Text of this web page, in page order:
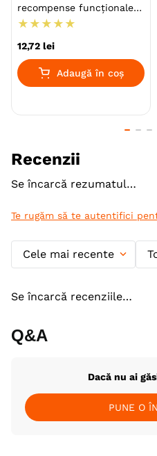
Specie
Talie
Monoproteic
Metoda de preparare
Indicatii Speciale
Tip Recompensa
Textura
Ambalaj
recompense funcționale
fără cereale câini, suport
★ ★ ★ ★ ★
12,72 lei
Adaugă în coș
Recenzii
Se încarcă rezumatul…
Te rugăm să te autentifici
Cele mai recente
Se încarcă recenziile…
Q&A
Dacă nu ai
PUNE O